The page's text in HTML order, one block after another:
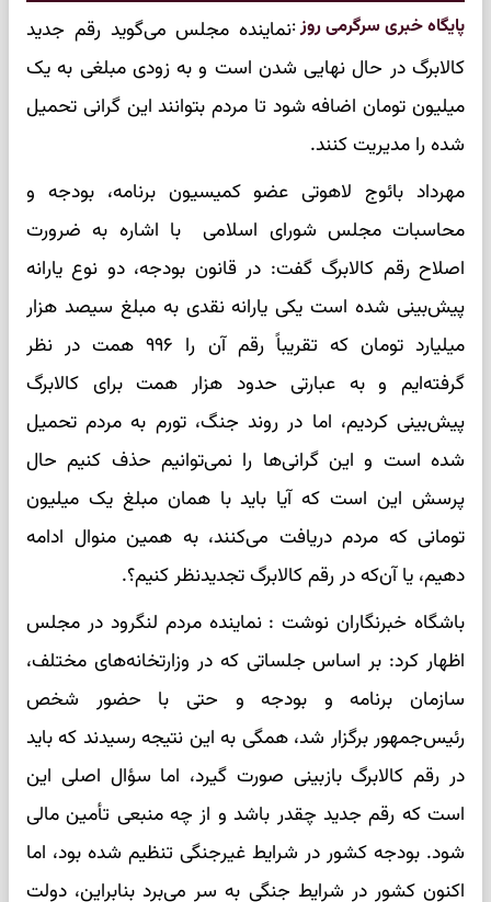
پایگاه خبری سرگرمی روز:نماینده مجلس می‌گوید رقم جدید
کالابرگ در حال نهایی شدن است و به زودی مبلغی به یک
میلیون تومان اضافه شود تا مردم بتوانند این گرانی تحمیل
شده را مدیریت کنند.
مهرداد بائوج لاهوتی عضو کمیسیون برنامه، بودجه و
محاسبات مجلس شورای اسلامی با اشاره به ضرورت
اصلاح رقم کالابرگ گفت: در قانون بودجه، دو نوع یارانه
پیش‌بینی شده است یکی یارانه نقدی به مبلغ سیصد هزار
میلیارد تومان که تقریباً رقم آن را ۹۹۶ همت در نظر
گرفته‌ایم و به عبارتی حدود هزار همت برای کالابرگ
پیش‌بینی کردیم، اما در روند جنگ، تورم به مردم تحمیل
شده است و این گرانی‌ها را نمی‌توانیم حذف کنیم حال
پرسش این است که آیا باید با همان مبلغ یک میلیون
تومانی که مردم دریافت می‌کنند، به همین منوال ادامه
دهیم، یا آن‌که در رقم کالابرگ تجدیدنظر کنیم؟.
باشگاه خبرنگاران نوشت : نماینده مردم لنگرود در مجلس
اظهار کرد: بر اساس جلساتی که در وزارتخانه‌های مختلف،
سازمان برنامه و بودجه و حتی با حضور شخص
رئیس‌جمهور برگزار شد، همگی به این نتیجه رسیدند که باید
در رقم کالابرگ بازبینی صورت گیرد، اما سؤال اصلی این
است که رقم جدید چقدر باشد و از چه منبعی تأمین مالی
شود. بودجه کشور در شرایط غیرجنگی تنظیم شده بود، اما
اکنون کشور در شرایط جنگی به سر می‌برد بنابراین، دولت